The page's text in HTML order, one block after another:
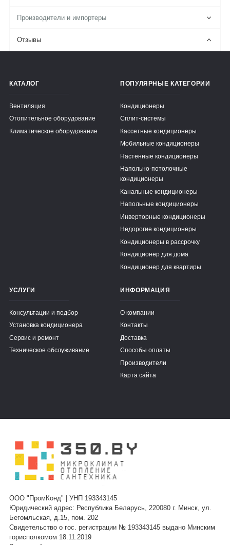
Производители и импортеры
Отзывы
КАТАЛОГ
Вентиляция
Отопительное оборудование
Климатическое оборудование
ПОПУЛЯРНЫЕ КАТЕГОРИИ
Кондиционеры
Сплит-системы
Кассетные кондиционеры
Мобильные кондиционеры
Настенные кондиционеры
Напольно-потолочные
кондиционеры
Канальные кондиционеры
Напольные кондиционеры
Инверторные кондиционеры
Недорогие кондиционеры
Кондиционеры в рассрочку
Кондиционер для дома
Кондиционер для квартиры
УСЛУГИ
Консультации и подбор
Установка кондиционера
Сервис и ремонт
Техническое обслуживание
ИНФОРМАЦИЯ
О компании
Контакты
Доставка
Способы оплаты
Производители
Карта сайта
ООО "ПромКонд" | УНП 193343145
Юридический адрес: Республика Беларусь, 220080 г. Минск, ул.
Бегомльская, д.15, пом. 202
Свидетельство о гос. регистрации № 193343145 выдано Минским
горисполкомом 18.11.2019